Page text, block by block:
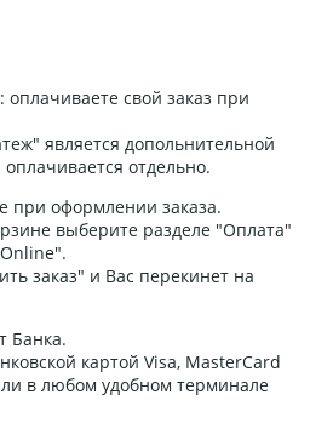
свой заказ при
является допольнительной
отдельно.
при оформлении заказа.
выберите разделе "Оплата"
заказ" и Вас перекинет на
Банка.
картой Visa, MasterCard
в любом удобном терминале